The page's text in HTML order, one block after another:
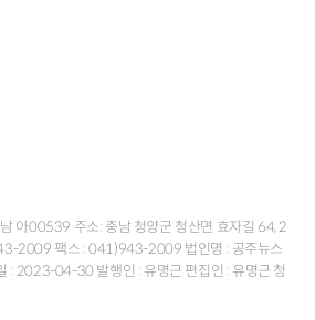
아00539 주소: 충남 청양군 청산면 효자길 64, 2
2009 팩스 : 041)943-2009 법인명 : 공주뉴스
: 2023-04-30 발행인 : 유명근 편집인 : 유명근 청